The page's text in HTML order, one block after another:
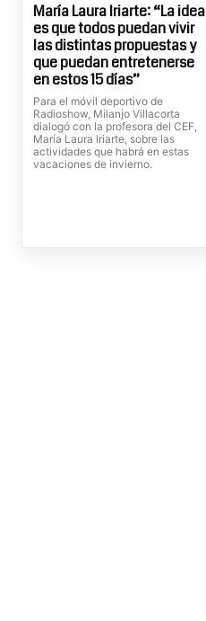
María Laura Iriarte: “La idea
es que todos puedan vivir
las distintas propuestas y
que puedan entretenerse
en estos 15 días”
Para el móvil deportivo de
Radioshow, Milanjo Villacorta
dialogó con la profesora del CEF,
María Laura Iriarte, sobre las
actividades que habrá en estas
vacaciones de invierno.